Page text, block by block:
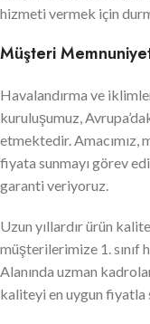
hizmeti vermek için
Müşteri
Havalandırma ve
kuruluşumuz,
etmektedir.
fiyata sunmayı görev
garanti veriyoruz.
Uzun yıllardır ürün
müşterilerimize 1. sınıf
Alanında uzman
kaliteyi en uygun fiyatla